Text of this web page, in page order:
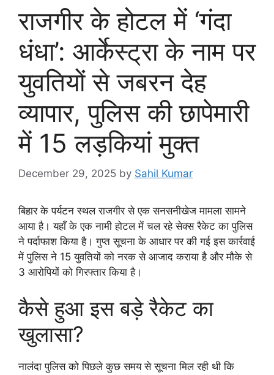
राजगीर के होटल में ‘गंदा
धंधा’: आर्केस्ट्रा के नाम पर
युवतियों से जबरन देह
व्यापार, पुलिस की छापेमारी
में 15 लड़कियां मुक्त
December 29, 2025 by Sahil Kumar
बिहार के पर्यटन स्थल राजगीर से एक सनसनीखेज मामला सामने
आया है। यहाँ के एक नामी होटल में चल रहे सेक्स रैकेट का पुलिस
ने पर्दाफाश किया है। गुप्त सूचना के आधार पर की गई इस कार्रवाई
में पुलिस ने 15 युवतियों को नरक से आजाद कराया है और मौके से
3 आरोपियों को गिरफ्तार किया है।
कैसे हुआ इस बड़े रैकेट का
खुलासा?
नालंदा पुलिस को पिछले कुछ समय से सूचना मिल रही थी कि